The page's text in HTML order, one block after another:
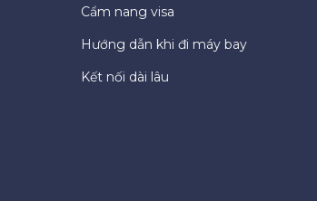
Cẩm nang visa
Hướng dẫn khi đi máy bay
Kết nối dài lâu